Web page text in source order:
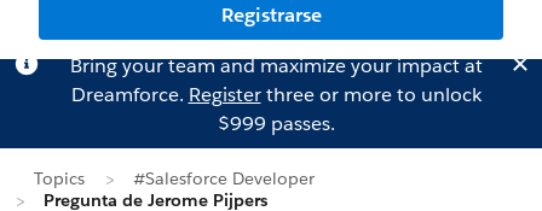
Registrarse
Bring your team and maximize your impact at
Dreamforce. Registerthree or more to unlock
$999 passes.
Topics
#Salesforce Developer
Pregunta de Jerome Pijpers